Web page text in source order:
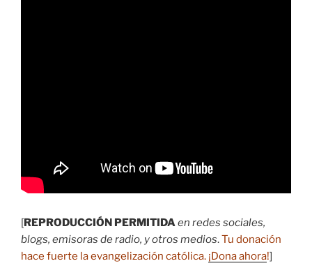
[REPRODUCCIÓN PERMITIDA en redes sociales,
blogs, emisoras de radio, y otros medios.Tu donación
hace fuerte la evangelización católica. ¡Dona ahora!]